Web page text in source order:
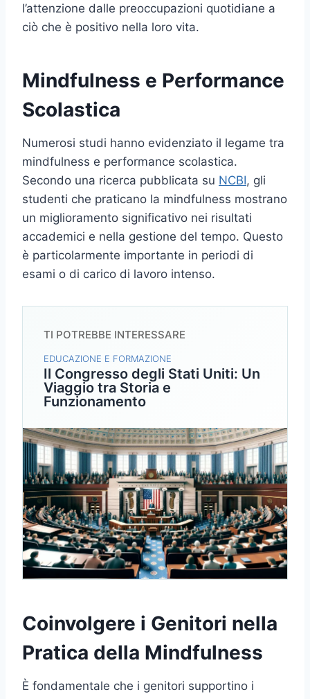
l’attenzione dalle preoccupazioni quotidiane a
ciò che è positivo nella loro vita.
Mindfulness e Performance
Scolastica
Numerosi studi hanno evidenziato il legame tra
mindfulness e performance scolastica.
Secondo una ricerca pubblicata su NCBI, gli
studenti che praticano la mindfulness mostrano
un miglioramento significativo nei risultati
accademici e nella gestione del tempo. Questo
è particolarmente importante in periodi di
esami o di carico di lavoro intenso.
TI POTREBBE INTERESSARE
EDUCAZIONE E FORMAZIONE
Il Congresso degli Stati Uniti: Un
Viaggio tra Storia e
Funzionamento
Coinvolgere i Genitori nella
Pratica della Mindfulness
È fondamentale che i genitori supportino i